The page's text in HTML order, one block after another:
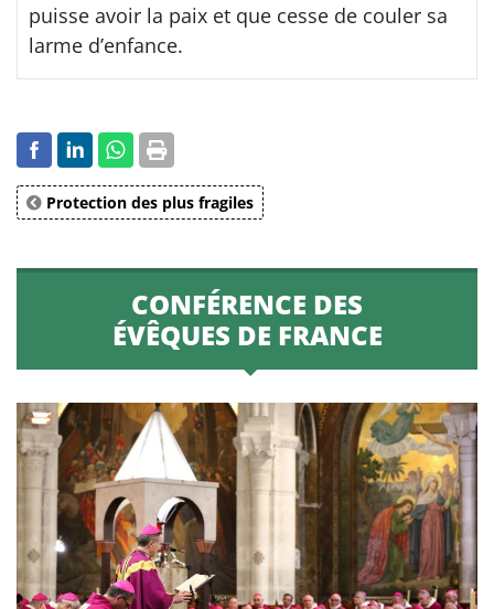
puisse avoir la paix et que cesse de couler sa
larme d’enfance.
Protection des plus fragiles
CONFÉRENCE DES
ÉVÊQUES DE FRANCE